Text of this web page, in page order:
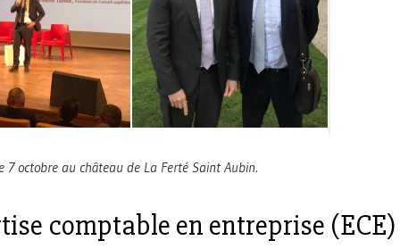
octobre au château de La Ferté Saint Aubin.
comptable en entreprise (ECE)